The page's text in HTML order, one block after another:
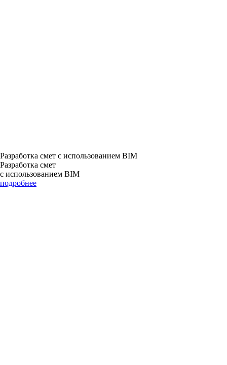
Разработка смет с использованием BIM
Разработка смет
с использованием BIM
подробнее